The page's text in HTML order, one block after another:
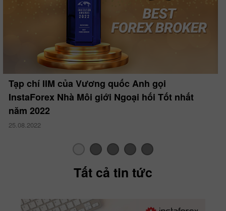
Tạp chí IIM của Vương quốc Anh gọi
InstaForex Nhà Môi giới Ngoại hối Tốt nhất
năm 2022
25.08.2022
Tất cả tin tức